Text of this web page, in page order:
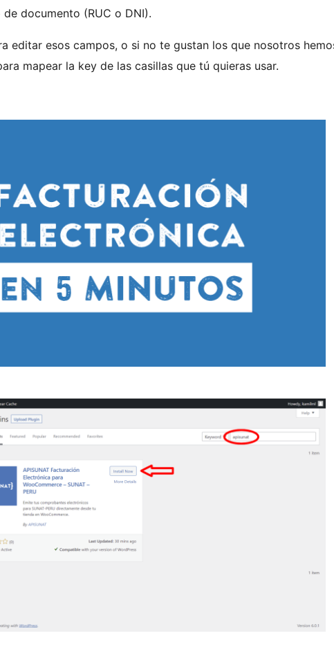
documento (RUC o DNI).
editar esos campos, o si no te gustan los que nosotros
mapear la key de las casillas que tú quieras usar.